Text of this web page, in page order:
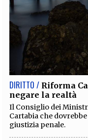
DIRITTO / Riforma
negare la realtà
Il Consiglio dei
Cartabia che
giustizia penale.